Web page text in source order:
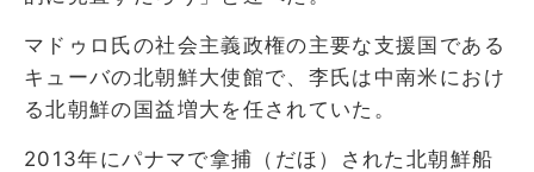
マドゥロ氏の社会主義政権の主要な支援国である
キューバの北朝鮮大使館で、李氏は中南米におけ
る北朝鮮の国益増大を任されていた。
2013年にパナマで拿捕（だほ）された北朝鮮船